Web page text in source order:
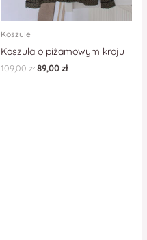
Koszule
Koszula o piżamowym kroju
109,00zł89,00zł